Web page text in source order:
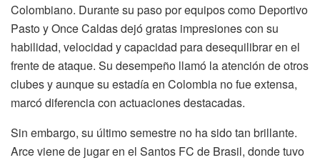
Colombiano. Durante su paso por equipos como Deportivo
Pasto y Once Caldas dejó gratas impresiones con su
habilidad, velocidad y capacidad para desequilibrar en el
frente de ataque. Su desempeño llamó la atención de otros
clubes y aunque su estadía en Colombia no fue extensa,
marcó diferencia con actuaciones destacadas.
Sin embargo, su último semestre no ha sido tan brillante.
Arce viene de jugar en el Santos FC de Brasil, donde tuvo